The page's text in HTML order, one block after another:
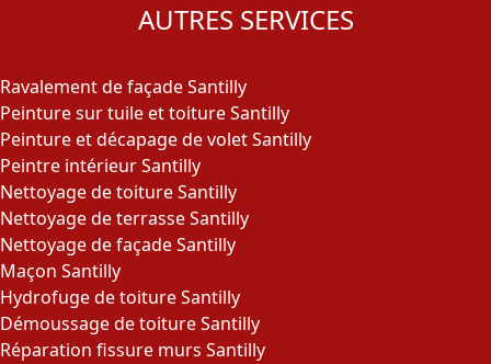
AUTRES SERVICES
Ravalement de façade Santilly
Peinture sur tuile et toiture Santilly
Peinture et décapage de volet Santilly
Peintre intérieur Santilly
Nettoyage de toiture Santilly
Nettoyage de terrasse Santilly
Nettoyage de façade Santilly
Maçon Santilly
Hydrofuge de toiture Santilly
Démoussage de toiture Santilly
Réparation fissure murs Santilly